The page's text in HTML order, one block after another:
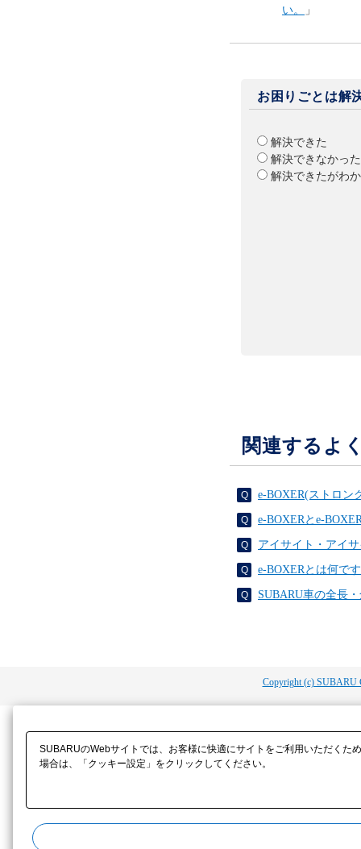
い。
」
お困りごとは解
解決できた
解決できなかった
解決できたがわ
関連するよ
e-BOXER(ストロン
e-BOXERとe-
アイサイト・アイ
e-BOXERとは何で
SUBARU車の全長
Copyright (c) SUBARU
SUBARUのWebサイトでは、お客様に快適にサイトをご利用いただく
場合は、「クッキー設定」をクリックしてください。​